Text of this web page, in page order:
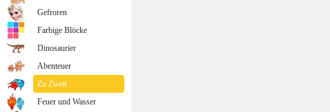
Gefroren
Farbige Blöcke
Dinosaurier
Abenteuer
Zu Zweit
Feuer und Wasser